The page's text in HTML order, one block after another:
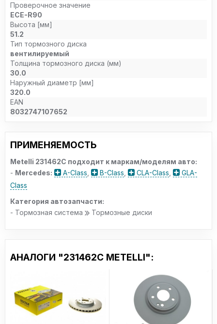
Проверочное значение
ECE-R90
Высота [мм]
51.2
Тип тормозного диска
вентилируемый
Толщина тормозного диска (мм)
30.0
Наружный диаметр [мм]
320.0
EAN
8032747107652
ПРИМЕНЯЕМОСТЬ
Metelli 231462C подходит к маркам/моделям авто:
- Mercedes: A-Class B-Class CLA-Class
GLA-
Class
Категория автозапчасти:
- Тормозная система
Тормозные диски
АНАЛОГИ "231462C METELLI":